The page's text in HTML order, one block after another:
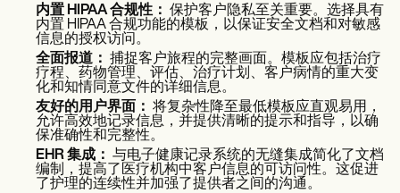
内置 HIPAA 合规性： 保护客户隐私至关重要。选择具有
内置 HIPAA 合规功能的模板，以保证安全文档和对敏感
信息的授权访问。
全面报道： 捕捉客户旅程的完整画面。模板应包括治疗
疗程、药物管理、评估、治疗计划、客户病情的重大变
化和知情同意文件的详细信息。
友好的用户界面： 将复杂性降至最低模板应直观易用，
允许高效地记录信息，并提供清晰的提示和指导，以确
保准确性和完整性。
EHR 集成： 与电子健康记录系统的无缝集成简化了文档
编制，提高了医疗机构中客户信息的可访问性。这促进
了护理的连续性并加强了提供者之间的沟通。